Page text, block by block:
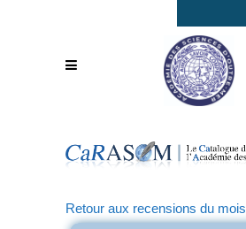
Retour aux recensions du mois